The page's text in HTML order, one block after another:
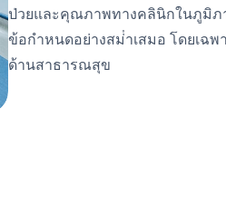
ป่วยและคุณภาพทางคลินิกในภูมิภ
ข้อกําหนดอย่างสม่ําเสมอ โดยเฉ
ด้านสาธารณสุข